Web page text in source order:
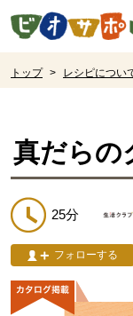
ページの先頭です。
トップ > レシピについ
真だらの
25分
フォローする